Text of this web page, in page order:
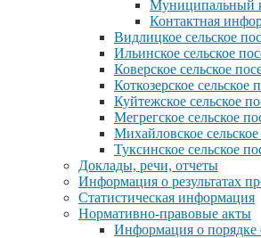
Муниципальный
Контактная
Видлицкое сельское
Ильинское сельское
Коверское сельское
Коткозерское сельское
Куйтежское сельское
Мегрегское сельское
Михайловское
Туксинское сельское
Доклады, речи, отчеты
Информация о результатах
Статистическая информация
Нормативно-правовые акты
Информация о порядке